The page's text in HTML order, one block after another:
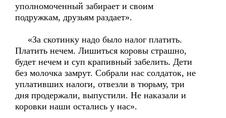
уполномоченный забирает и своим
подружкам, друзьям раздает».
«За скотинку надо было налог платить.
Платить нечем. Лишиться коровы страшно,
будет нечем и суп крапивный забелить. Дети
без молочка замрут. Собрали нас солдаток, не
уплативших налоги, отвезли в тюрьму, три
дня продержали, выпустили. Не наказали и
коровки наши остались у нас».